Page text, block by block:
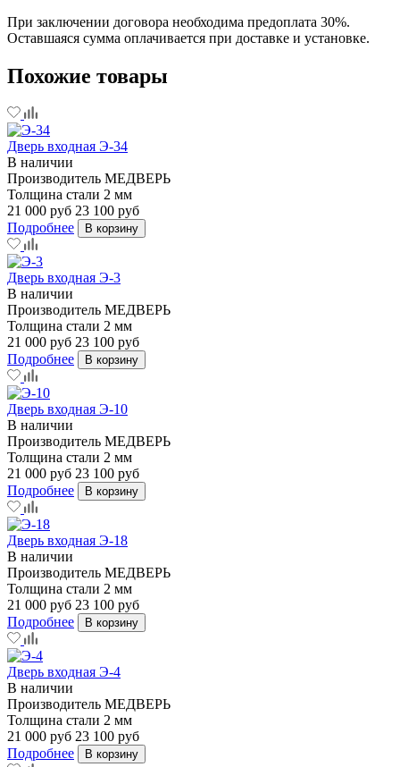
При заключении договора необходима предоплата 30%.
Оставшаяся сумма оплачивается при доставке и установке.
Похожие товары
Дверь входная Э-34
В наличии
Производитель МЕДВЕРЬ
Толщина стали 2 мм
21 000 руб 23 100 руб
Подробнее
В корзину
Дверь входная Э-3
В наличии
Производитель МЕДВЕРЬ
Толщина стали 2 мм
21 000 руб 23 100 руб
Подробнее
В корзину
Дверь входная Э-10
В наличии
Производитель МЕДВЕРЬ
Толщина стали 2 мм
21 000 руб 23 100 руб
Подробнее
В корзину
Дверь входная Э-18
В наличии
Производитель МЕДВЕРЬ
Толщина стали 2 мм
21 000 руб 23 100 руб
Подробнее
В корзину
Дверь входная Э-4
В наличии
Производитель МЕДВЕРЬ
Толщина стали 2 мм
21 000 руб 23 100 руб
Подробнее
В корзину